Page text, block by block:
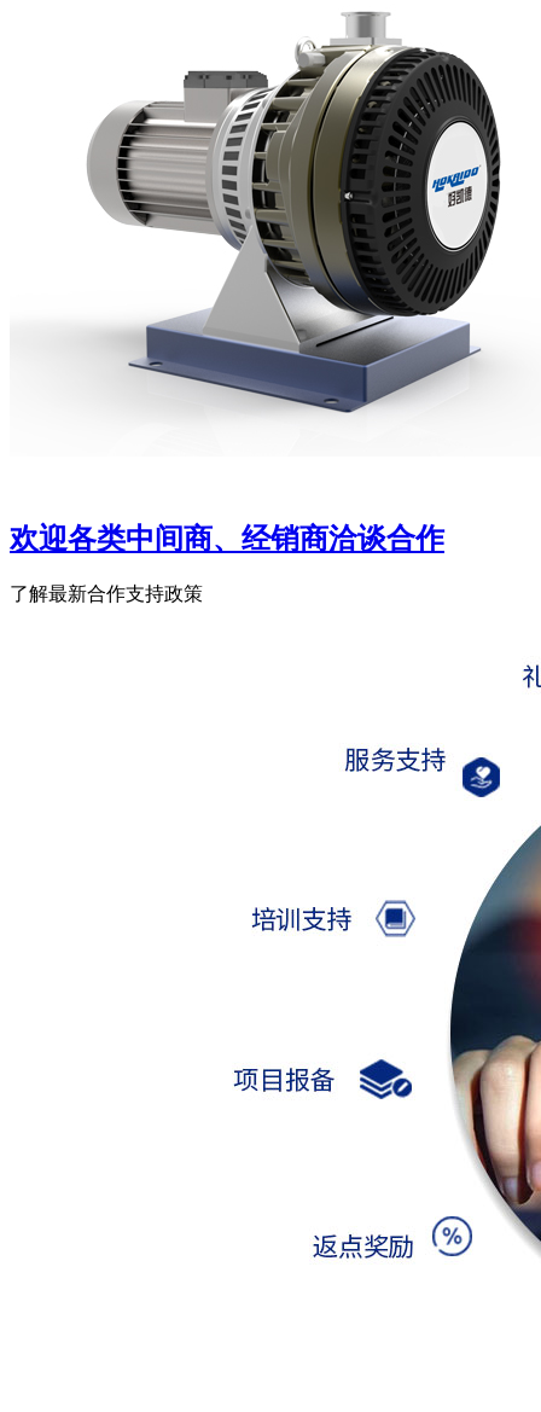
欢迎各类中间商、经销商洽谈合作
了解最新合作支持政策